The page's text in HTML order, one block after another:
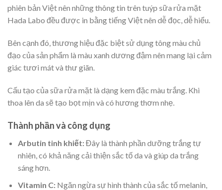
phiên bản Việt nên những thông tin trên tuýp sữa rửa mặt
Hada Labo đều được in bằng tiếng Việt nên dễ đọc, dễ hiểu.
Bên cạnh đó, thương hiệu đặc biệt sử dụng tông màu chủ
đạo của sản phẩm là màu xanh dương đậm nên mang lại cảm
giác tươi mát và thư giãn.
Cấu tạo của sữa rửa mặt là dạng kem đặc màu trắng. Khi
thoa lên da sẽ tạo bọt mịn và có hương thơm nhẹ.
Thành phần và công dụng
Arbutin tinh khiết:Đây là thành phần dưỡng trắng tự
nhiên, có khả năng cải thiện sắc tố da và giúp da trắng
sáng hơn.
Vitamin C: Ngăn ngừa sự hình thành của sắc tố melanin,